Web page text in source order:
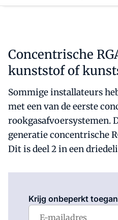
Concentrische
kunststof of
Sommige installateurs
met een van de eerste
rookgasafvoersystemen.
generatie concentrische
Dit is deel 2 in een
Krijg onbeperkt